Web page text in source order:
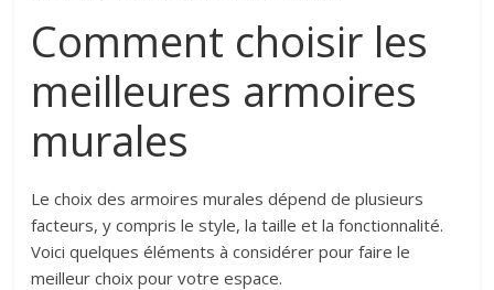
Comment choisir les
meilleures armoires
murales
Le choix des armoires murales dépend de plusieurs
facteurs, y compris le style, la taille et la fonctionnalité.
Voici quelques éléments à considérer pour faire le
meilleur choix pour votre espace.